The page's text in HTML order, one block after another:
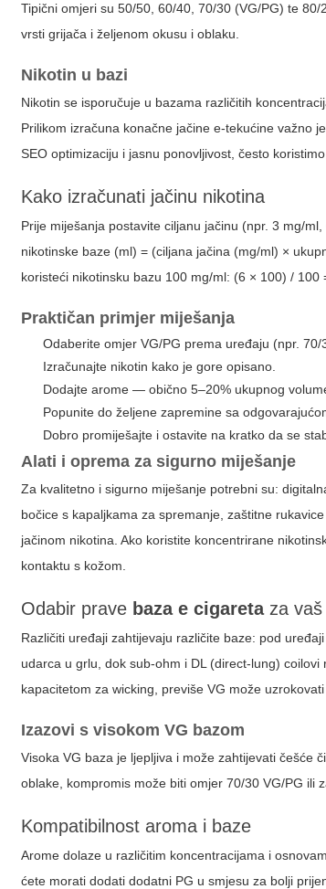
Tipični omjeri su 50/50, 60/40, 70/30 (VG/PG) te
vrsti grijača i željenom okusu i oblaku.
Nikotin u bazi
Nikotin se isporučuje u bazama različitih
Prilikom izračuna konačne jačine e-tekućine važno
SEO optimizaciju i jasnu ponovljivost, često
Kako izračunati jačinu nikotina
Prije miješanja postavite ciljanu jačinu (npr. 3 mg/
nikotinske baze (ml) = (ciljana jačina (mg/ml) ×
koristeći nikotinsku bazu 100 mg/ml: (6 × 100) /
Praktičan primjer miješanja
Odaberite omjer VG/PG prema uređaju (npr. 70/
Izračunajte nikotin kako je gore opisano.
Dodajte arome — obično 5–20% ukupnog
Popunite do željene zapremine sa
Dobro promiješajte i ostavite na kratko da se
Alati i oprema za sigurno miješanje
Za kvalitetno i sigurno miješanje potrebni su:
bočice s kapaljkama za spremanje, zaštitne
jačinom nikotina. Ako koristite koncentrirane
kontaktu s kožom.
Odabir prave baza e cigaretaza vaš
Različiti uređaji zahtijevaju različite baze: pod
udarca u grlu, dok sub-ohm i DL (direct-lung)
kapacitetom za wicking, previše VG može
Izazovi s visokom VG bazom
Visoka VG baza je ljepljiva i može zahtijevati češće
oblake, kompromis može biti omjer 70/30 VG/PG ili
Kompatibilnost aroma i baze
Arome dolaze u različitim koncentracijama i
ćete morati dodati dodatni PG u smjesu za bolji